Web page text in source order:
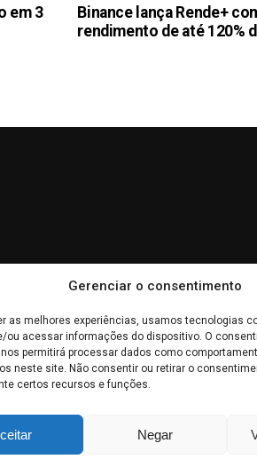
Gerenciar o consentimento
as melhores experiências, usamos tecnologias
ou acessar informações do dispositivo. O
permitirá processar dados como
neste site. Não consentir ou retirar o
certos recursos e funções.
Negar
em 3
Binance lança Rende+
rendimento de até 120%
devem ser interpretadas como